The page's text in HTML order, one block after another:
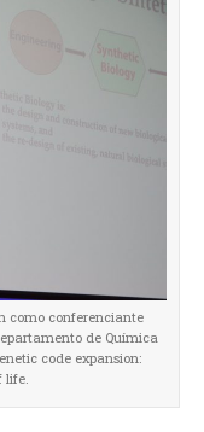
como conferenciante
de Química
code expansion:
life.